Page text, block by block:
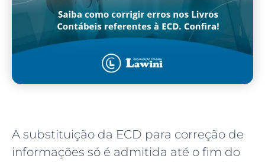
A substituição da ECD para correção de
informações só é admitida até o fim do